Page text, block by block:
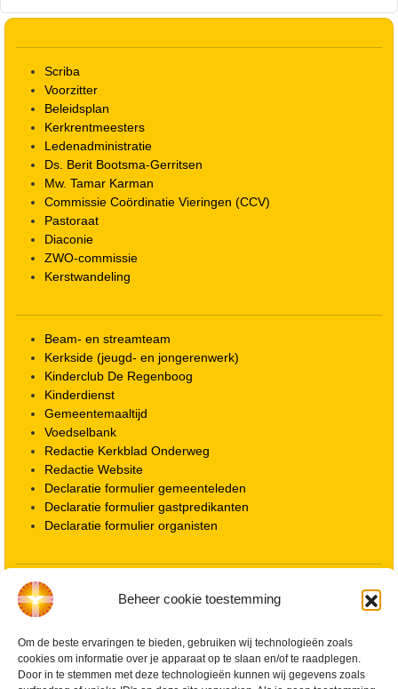
Beheer cookie toestemming
Om de beste ervaringen te bieden, gebruiken wij technologieën zoals
cookies om informatie over je apparaat op te slaan en/of te raadplegen.
Door in te stemmen met deze technologieën kunnen wij gegevens zoals
Scriba
Voorzitter
Beleidsplan
Kerkrentmeesters
Ledenadministratie
Ds. Berit Bootsma-Gerritsen
Mw. Tamar Karman
Commissie Coördinatie Vieringen (CCV)
Pastoraat
Diaconie
ZWO-commissie
Kerstwandeling
Beam- en streamteam
Kerkside (jeugd- en jongerenwerk)
Kinderclub De Regenboog
Kinderdienst
Gemeentemaaltijd
Voedselbank
Redactie Kerkblad Onderweg
Redactie Website
Declaratie formulier gemeenteleden
Declaratie formulier gastpredikanten
Declaratie formulier organisten
Locatie kerk
ANBI informatie PGWD
Vrienden van de Grote Kerk
Info Kerkelijke gebouwen / koster
Redactiestatuut voor kerkblad en website